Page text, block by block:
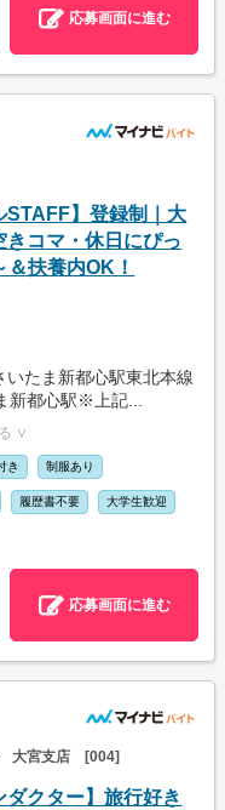
応募画面に進む
STAFF】登録制｜大
コマ・休日にぴっ
＆扶養内OK！
たま新都心駅東北本線
新都心駅※上記...
∨
き 制服あり
履歴書不要 大学生歓迎
応募画面に進む
大宮支店 [004]
ダクター】旅行好き